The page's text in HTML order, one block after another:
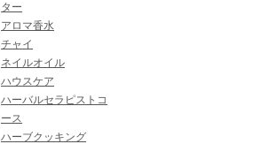
ター
アロマ香水
チャイ
ネイルオイル
ハウスケア
ハーバルセラピストコ
ース
ハーブクッキング